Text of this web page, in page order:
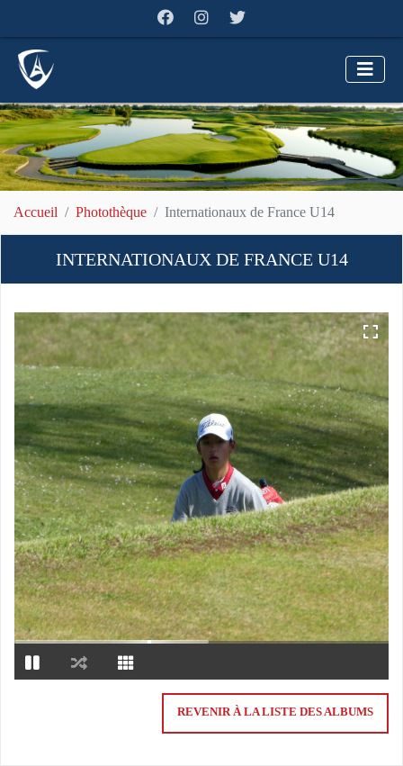
Accueil Photothèque Internationaux de France U14
INTERNATIONAUX DE FRANCE U14
REVENIR À LA LISTE DES ALBUMS